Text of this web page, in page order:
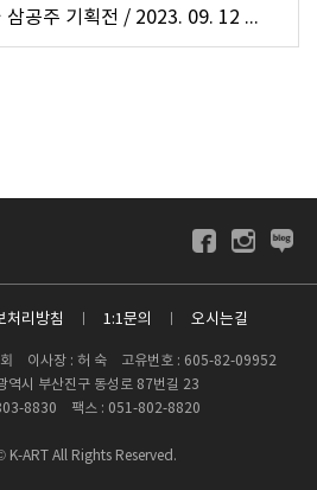
삼성신화와 삼공주 기획전 / 2023. 09. 12 ~ 9. 19
처리방침 1:1문의 오시는길
회 이사장 : 허 숙 고유번호 : 605-82-09952
역시 부산진구 동성로 87번길 23
8830 팩스 : 051-802-8820
ART All Rights Reserved.